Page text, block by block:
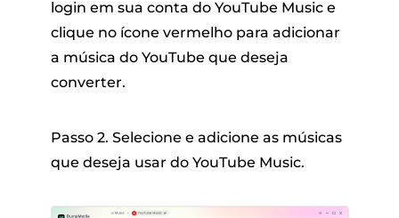
login em sua conta do YouTube Music e
clique no ícone vermelho para adicionar
a música do YouTube que deseja
converter.
Passo 2. Selecione e adicione as músicas
que deseja usar do YouTube Music.